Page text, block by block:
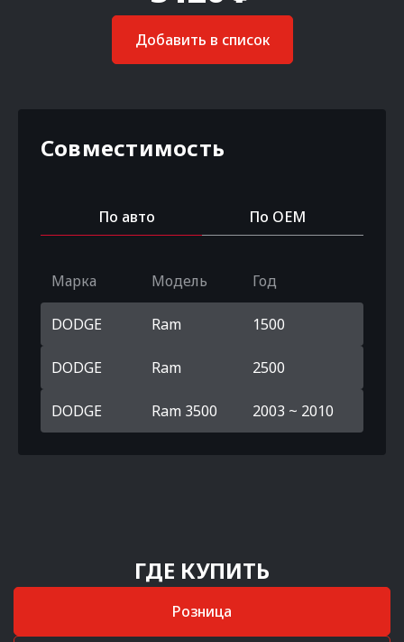
Добавить в список
Совместимость
По авто По OEM
Марка Модель Год
DODGE Ram 1500
DODGE Ram 2500
DODGE Ram 3500 2003 ~ 2010
ГДЕ КУПИТЬ
Розница